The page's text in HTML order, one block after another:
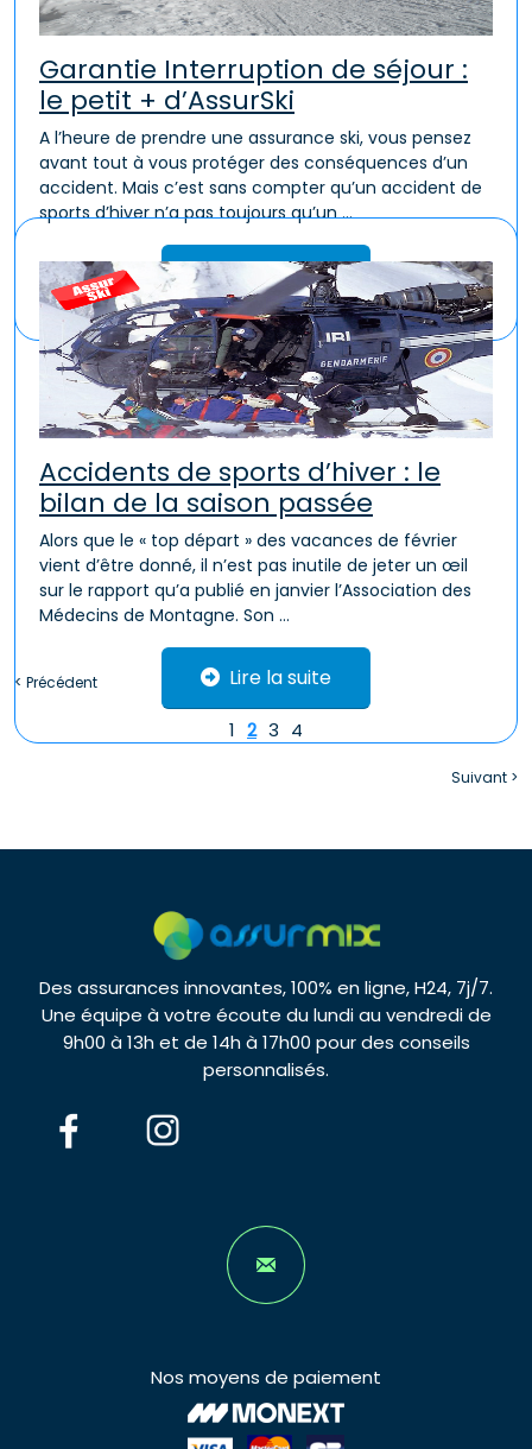
Garantie Interruption de séjour :
le petit + d’AssurSki
A l’heure de prendre une assurance ski, vous pensez
avant tout à vous protéger des conséquences d’un
accident. Mais c’est sans compter qu’un accident de
sports d’hiver n’a pas toujours qu’un ...
Lire la suite
Accidents de sports d’hiver : le
bilan de la saison passée
Alors que le « top départ » des vacances de février
vient d’être donné, il n’est pas inutile de jeter un œil
sur le rapport qu’a publié en janvier l’Association des
Médecins de Montagne. Son ...
Lire la suite
< Précédent
1 2 3 4
Suivant >
Des assurances innovantes, 100% en ligne, H24, 7j/7.
Une équipe à votre écoute du lundi au vendredi de
9h00 à 13h et de 14h à 17h00 pour des conseils
personnalisés.
Nos moyens de paiement